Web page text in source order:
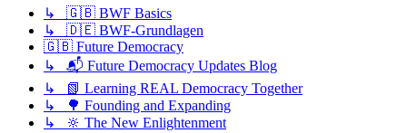
↳ 🇬🇧 BWF Basics
↳ 🇩🇪 BWF-Grundlagen
🇬🇧 Future Democracy
↳ 📬 Future Democracy Updates Blog
↳ 📗 Learning REAL Democracy Together
↳ 🌳 Founding and Expanding
↳ 🔆 The New Enlightenment